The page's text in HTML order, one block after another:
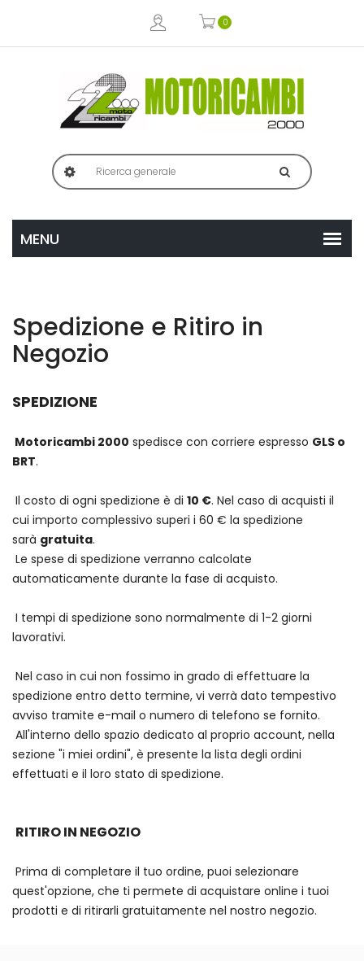
0
Spedizione e Ritiro in
Negozio
SPEDIZIONE
Motoricambi 2000 spedisce con corriere espresso GLS o
BRT.
Il costo di ogni spedizione è di 10 €. Nel caso di acquisti il
cui importo complessivo superi i 60 € la spedizione
sarà gratuita.
Le spese di spedizione verranno calcolate
automaticamente durante la fase di acquisto.
I tempi di spedizione sono normalmente di 1-2 giorni
lavorativi.
Nel caso in cui non fossimo in grado di effettuare la
spedizione entro detto termine, vi verrà dato tempestivo
avviso tramite e-mail o numero di telefono se fornito.
All'interno dello spazio dedicato al proprio account, nella
sezione "i miei ordini", è presente la lista degli ordini
effettuati e il loro stato di spedizione.
RITIRO IN NEGOZIO
Prima di completare il tuo ordine, puoi selezionare
quest'opzione, che ti permete di acquistare online i tuoi
prodotti e di ritirarli gratuitamente nel nostro negozio.